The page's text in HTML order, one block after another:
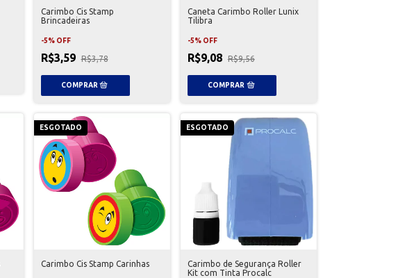
Carimbo Cis Stamp
Brincadeiras
-5% OFF
R$3,59 R$3,78
Caneta Carimbo Roller Lunix
Tilibra
-5% OFF
R$9,08 R$9,56
ESGOTADO
Carimbo Cis Stamp Carinhas
ESGOTADO
Carimbo de Segurança Roller
Kit com Tinta Procalc